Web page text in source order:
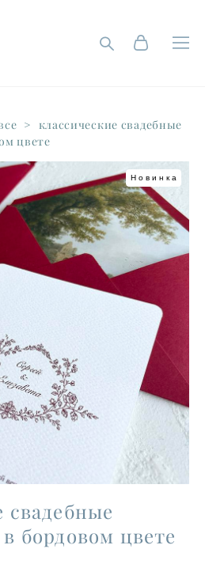
>
классические свадебные
цвете
Новинка
свадебные
бордовом цвете